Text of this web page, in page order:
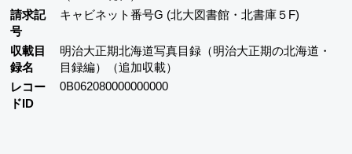
請求記
号
キャビネット番号G (北大図書館・北書庫５F)
収載目
録名
明治大正期北海道写真目録（明治大正期の北海道・
目録編）（追加収載）
レコー
ドID
0B062080000000000